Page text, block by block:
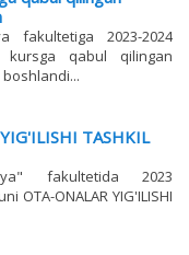
fakultetiga 2023-2024
qabul qilingan
TASHKIL
fakultetida 2023
OTA-ONALAR YIG'ILISHI